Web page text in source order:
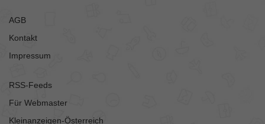
AGB
Kontakt
Impressum
RSS-Feeds
Für Webmaster
Kleinanzeigen-Österreich